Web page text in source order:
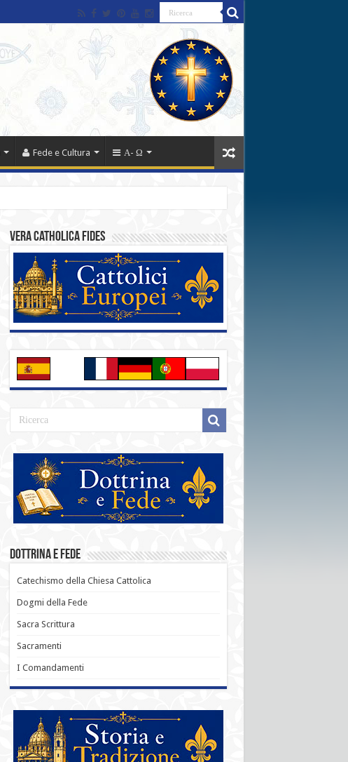
Fede e Cultura Α- Ω
Vera catholica fides
Dottrina e Fede
Catechismo della Chiesa Cattolica
Dogmi della Fede
Sacra Scrittura
Sacramenti
I Comandamenti